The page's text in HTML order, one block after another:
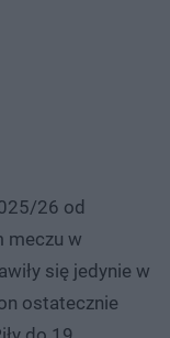
26 od
meczu w
się jedynie w
ostatecznie